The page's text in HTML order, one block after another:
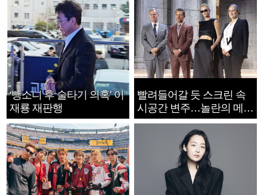
‘뺑소니 후 술타기 의혹’ 이
재룡 재판행
빨려들어갈 듯 스크린 속
시공간 변주…놀란의 메시
지는 ‘전쟁 속죄’